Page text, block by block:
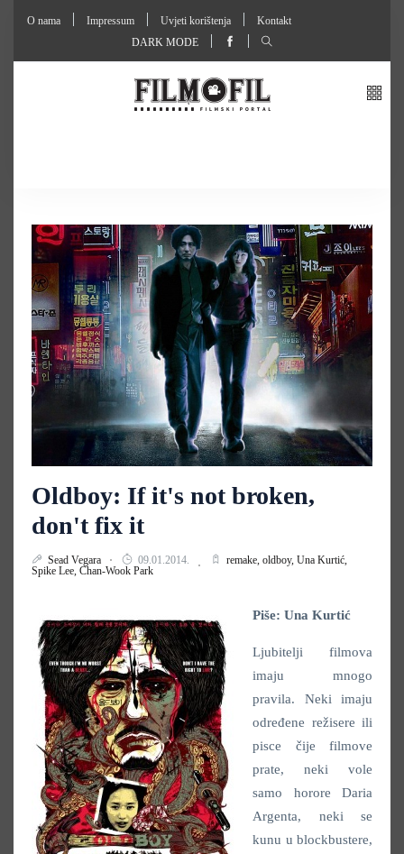
O nama Impressum Uvjeti korištenja
Kontakt
DARK MODE
Oldboy: If it's not broken,
don't fix it
Sead Vegara 09.01.2014. remake, oldboy, Una Kurtić,
Spike Lee, Chan-Wook Park
Piše: Una Kurtić
Ljubitelji filmova
imaju mnogo
pravila. Neki imaju
određene režisere ili
pisce čije filmove
prate, neki vole
samo horore Daria
Argenta, neki se
kunu u blockbustere,